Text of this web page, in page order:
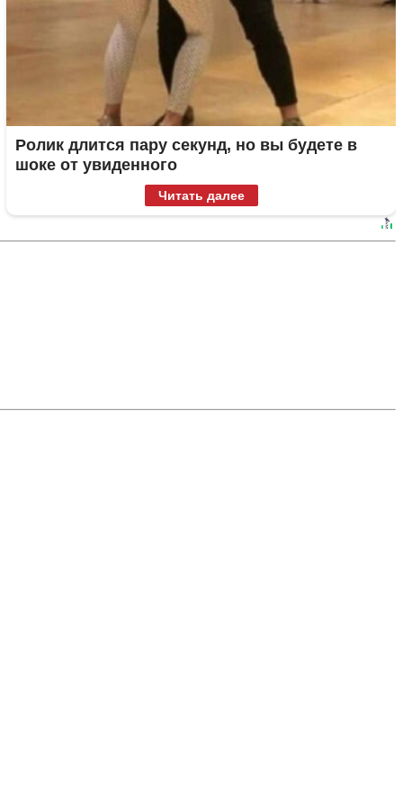
Ролик длится пару секунд, но вы будете в
шоке от увиденного
Читать далее